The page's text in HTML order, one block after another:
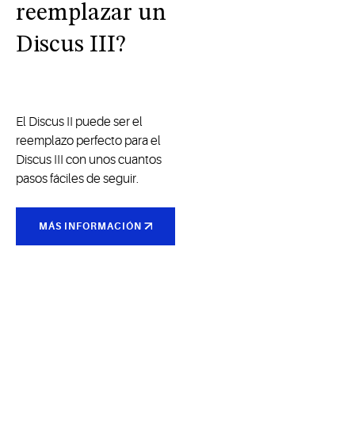
reemplazar un
Discus III?
El Discus II puede ser el
reemplazo perfecto para el
Discus III con unos cuantos
pasos fáciles de seguir.
MÁS INFORMACIÓN